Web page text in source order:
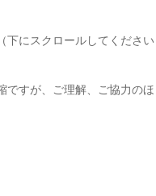
下にスクロールしてくださ
ですが、ご理解、ご協力の